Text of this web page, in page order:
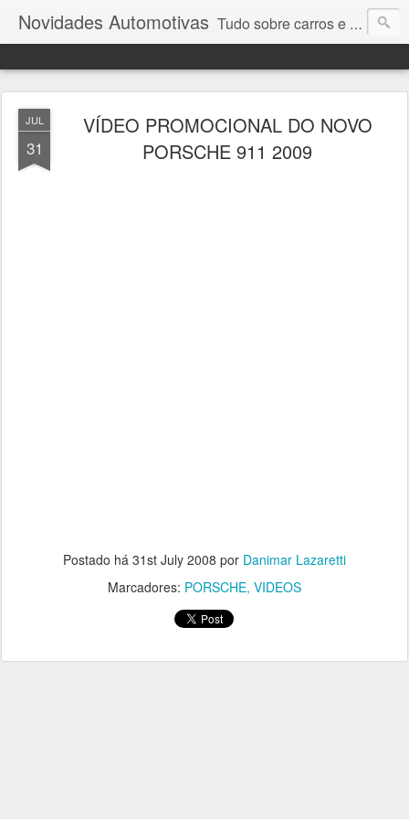
Novidades Automotivas Tudo sobre carros e motores
JUL
31
VÍDEO PROMOCIONAL DO NOVO
PORSCHE 911 2009
Postado há 31st July 2008 por Danimar Lazaretti
Marcadores: PORSCHE VIDEOS